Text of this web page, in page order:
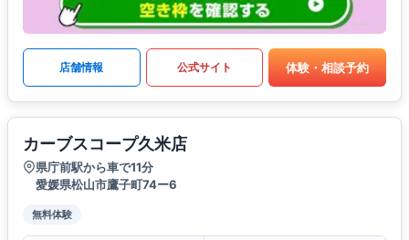
店舗情報 公式サイト 体験・相談予約
カーブスコープ久米店
県庁前駅から車で11分
愛媛県松山市鷹子町74ー6
無料体験